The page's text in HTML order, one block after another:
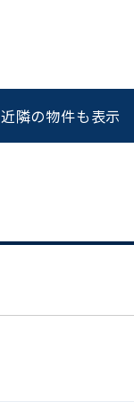
近隣の物件も表示